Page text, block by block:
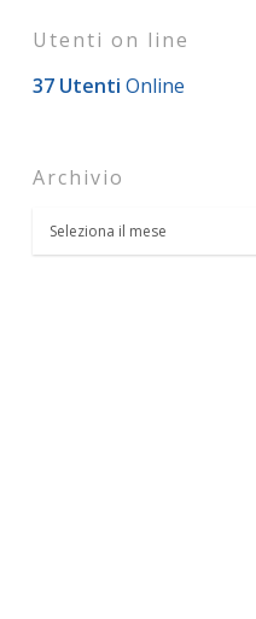
Utenti on line
37 Utenti Online
Archivio